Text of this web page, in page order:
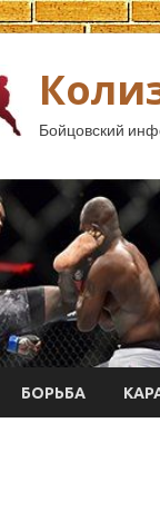
Бойцовский
БОРЬБА